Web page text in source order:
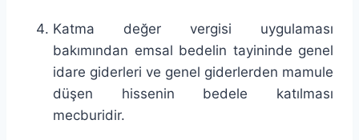
Katma değer vergisi uygulaması
bakımından emsal bedelin tayininde genel
idare giderleri ve genel giderlerden mamule
düşen hissenin bedele katılması
mecburidir.